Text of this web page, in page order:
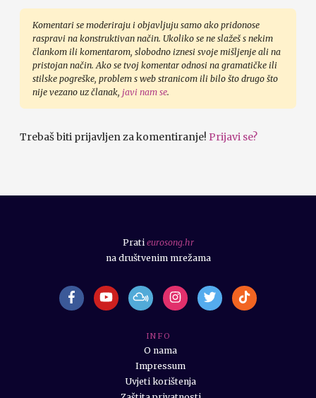
Komentari se moderiraju i objavljuju samo ako pridonose
raspravi na konstruktivan način. Ukoliko se ne slažeš s nekim
člankom ili komentarom, slobodno iznesi svoje mišljenje ali na
pristojan način. Ako se tvoj komentar odnosi na gramatičke ili
stilske pogreške, problem s web stranicom ili bilo što drugo što
nije vezano uz članak, javi nam se.
Trebaš biti prijavljen za komentiranje! Prijavi se?
I N F O
O nama
Impressum
Uvjeti korištenja
Prati eurosong.hr
na društvenim mrežama